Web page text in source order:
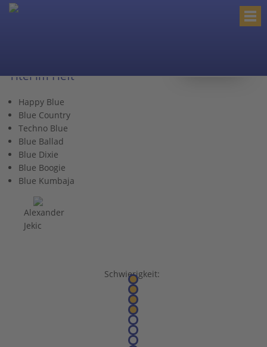
Titel im Heft
Happy Blue
Blue Country
Techno Blue
Blue Ballad
Blue Dixie
Blue Boogie
Blue Kumbaja
Alexander
Jekic
Schwierigkeit: